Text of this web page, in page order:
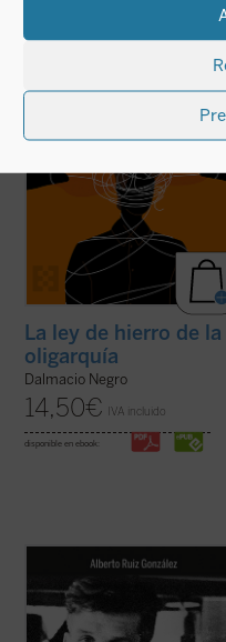
La ley de hierro de la
oligarquía
Dalmacio Negro
14,50€ IVA incluido
disponible en ebook:
Mario Borzaga, natural de Trento, había
llegado a Laos en 1957, recién ordenado
sacerdote. Fue martirizado poco después,
en 1960, a sus 27 años. Escribió un
precioso diario que da voz a su vocación de
misionero oblato, que ilumina la ...
(ver